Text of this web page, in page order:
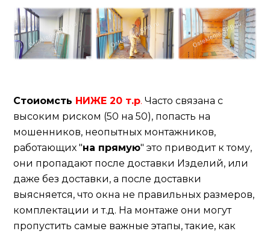
Стоиомсть НИЖЕ 20 т.р. Часто связана с
высоким риском (50 на 50), попасть на
мошенников, неопытных монтажников,
работающих "на прямую" это приводит к тому,
они пропадают после доставки Изделий, или
даже без доставки, а после доставки
выясняется, что окна не правильных размеров,
комплектации и т.д. На монтаже они могут
пропустить самые важные этапы, такие, как